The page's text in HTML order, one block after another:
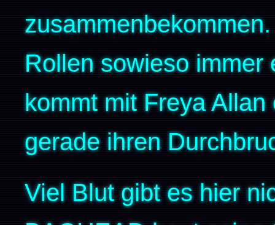
Rollen sowieso immer
kommt mit Freya
gerade ihren
Viel Blut gibt es hier